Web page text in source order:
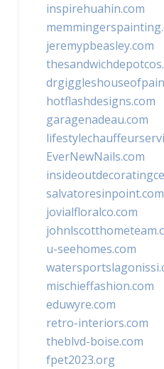
inspirehuahin.com
jeremypbeasley.com
hotflashdesigns.com
garagenadeau.com
EverNewNails.com
salvatoresinpoint.com
jovialfloralco.com
u-seehomes.com
mischieffashion.com
eduwyre.com
retro-interiors.com
theblvd-boise.com
fpet2023.org